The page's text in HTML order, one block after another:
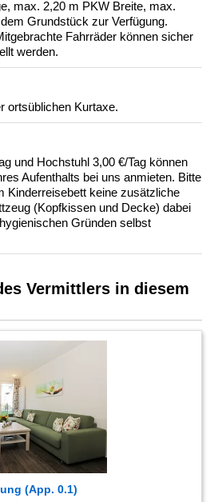
max. 2,20 m PKW Breite, max.
Grundstück zur Verfügung.
Fahrräder können sicher
werden.
ortsüblichen Kurtaxe.
und Hochstuhl 3,00 €/Tag können
Aufenthalts bei uns anmieten. Bitte
Kinderreisebett keine zusätzliche
(Kopfkissen und Decke) dabei
Gründen selbst
Vermittlers in diesem
(App. 0.1)